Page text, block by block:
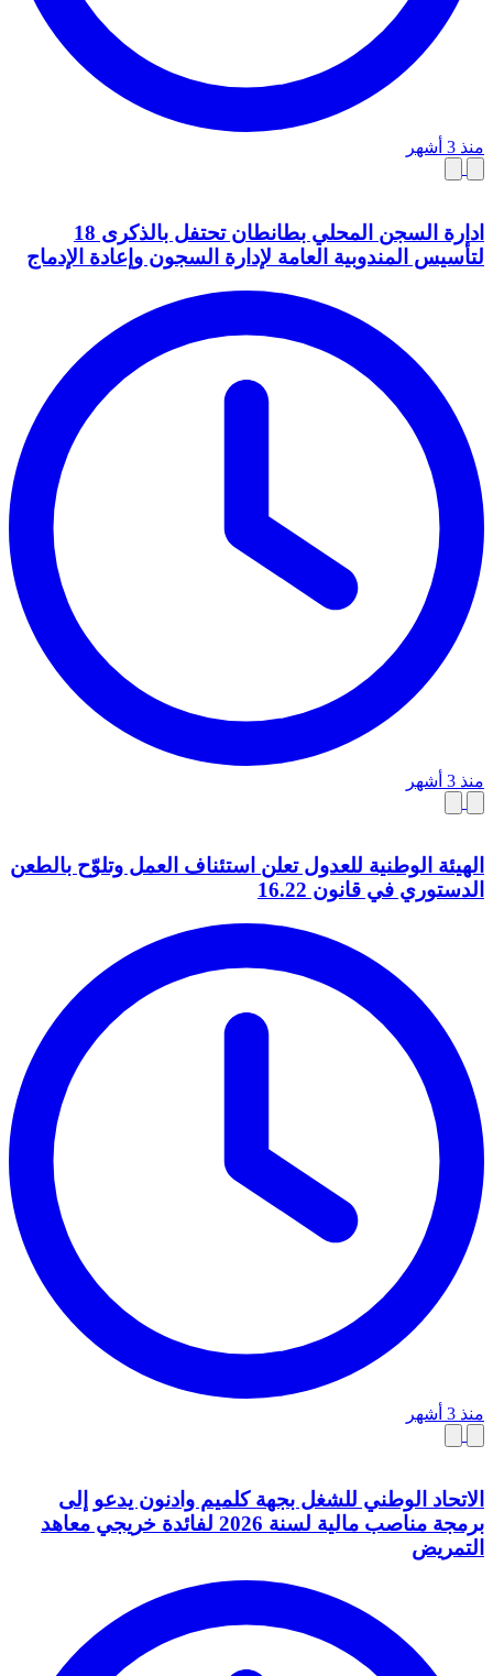
منذ 3 أشهر
ادارة السجن المحلي بطانطان تحتفل بالذكرى 18
لتأسيس المندوبية العامة لإدارة السجون وإعادة الإدماج
منذ 3 أشهر
الهيئة الوطنية للعدول تعلن استئناف العمل وتلوّح بالطعن
الدستوري في قانون 16.22
منذ 3 أشهر
الاتحاد الوطني للشغل بجهة كلميم وادنون يدعو إلى
برمجة مناصب مالية لسنة 2026 لفائدة خريجي معاهد
التمريض